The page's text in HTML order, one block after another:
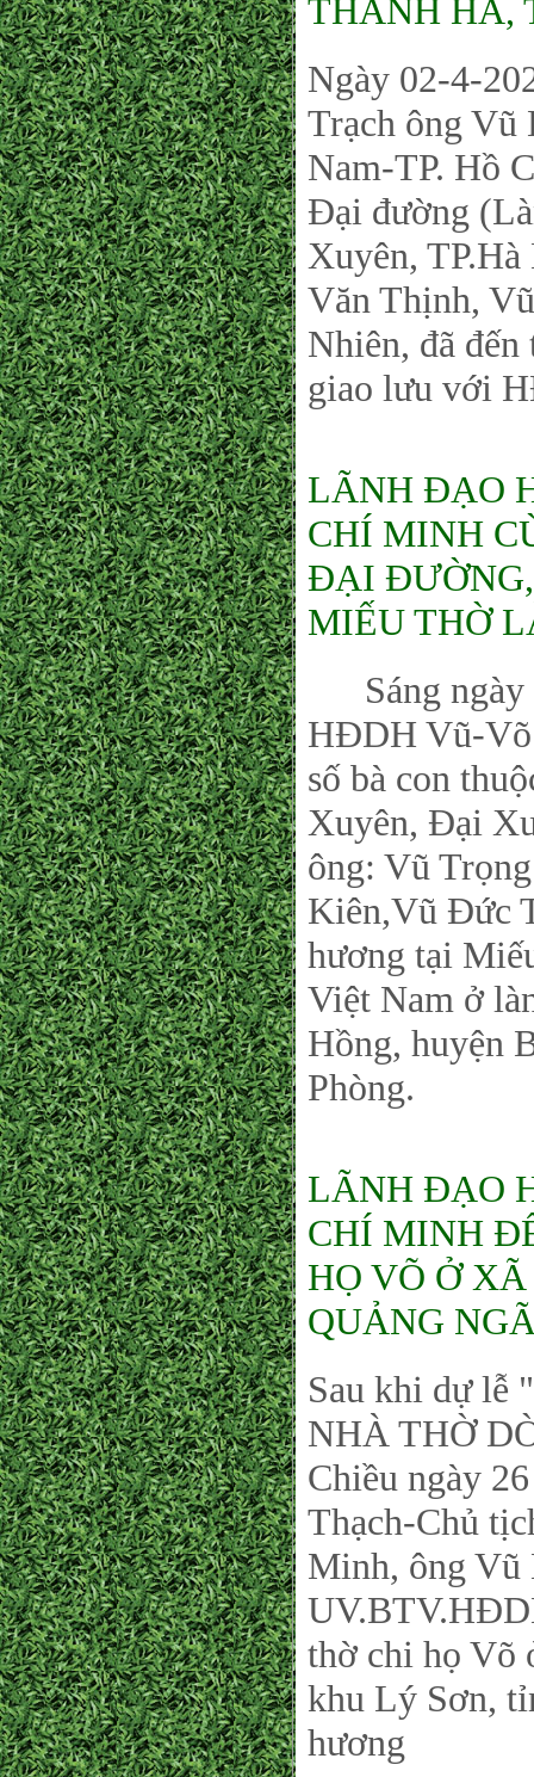
THANH HÀ,
Ngày 02-4-
Trạch ông
Nam-TP. Hồ
Đại đường
Xuyên,
Văn Thịnh,
Nhiên, đã
giao lưu với
LÃNH ĐẠO
CHÍ MINH
ĐẠI
MIẾU THỜ
Sáng ngày
HĐDH Vũ-Võ
số bà con
Xuyên, Đại
ông: Vũ
Kiên,Vũ Đức
hương tại
Việt Nam ở
Hồng, huyện
Phòng.
LÃNH ĐẠO
CHÍ MINH
HỌ VÕ Ở
QUẢNG
Sau khi dự
NHÀ THỜ
Chiều ngày
Thạch-Chủ
Minh, ông Vũ
thờ chi họ Võ
khu Lý Sơn,
hương